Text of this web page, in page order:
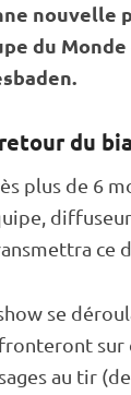
nouvelle
du Monde
du
plus de 6
ce
se
sur
au tir